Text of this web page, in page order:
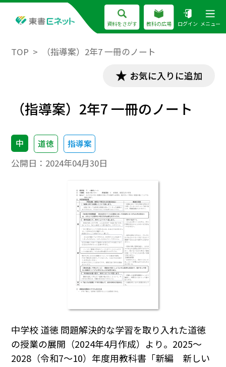
資料をさがす 教科の広場 ログイン メニュー
TOP （指導案）2年7 一冊のノート
お気に入りに追加
（指導案）2年7 一冊のノート
中 道徳 指導案
公開日： 2024年04月30日
中学校 道徳 問題解決的な学習を取り入れた道徳
の授業の展開（2024年4月作成）より。2025～
2028（令和7～10）年度用教科書「新編 新しい